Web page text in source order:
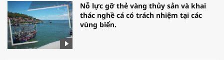
Nỗ lực gỡ thẻ vàng thủy sản và khai
thác nghề cá có trách nhiệm tại các
vùng biển.